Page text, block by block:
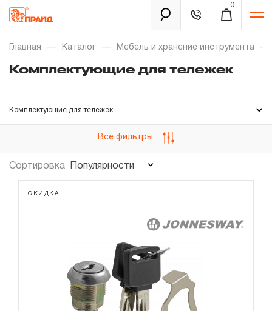
0
Каталог
Новинки
Уцененный товар
Гарантия и сервис
Забыли пароль?
Главная Каталог Мебель и хранение инструмента
Комплектующие для тележек
Комплектующие для тележек
Все фильтры
Сортировка Популярности
СКИДКА